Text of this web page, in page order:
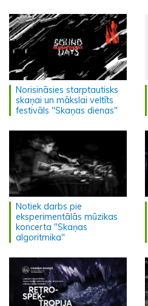
Norisināsies starptautisks
skaņai un mākslai veltīts
festivāls "Skaņas dienas"
Notiek darbs pie
eksperimentālās mūzikas
koncerta "Skaņas
algoritmika"